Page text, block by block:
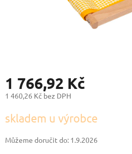
1 766,92 Kč
1 460,26 Kč bez DPH
cena:
skladem u výrobce
Můžeme doručit do: 1.9.2026